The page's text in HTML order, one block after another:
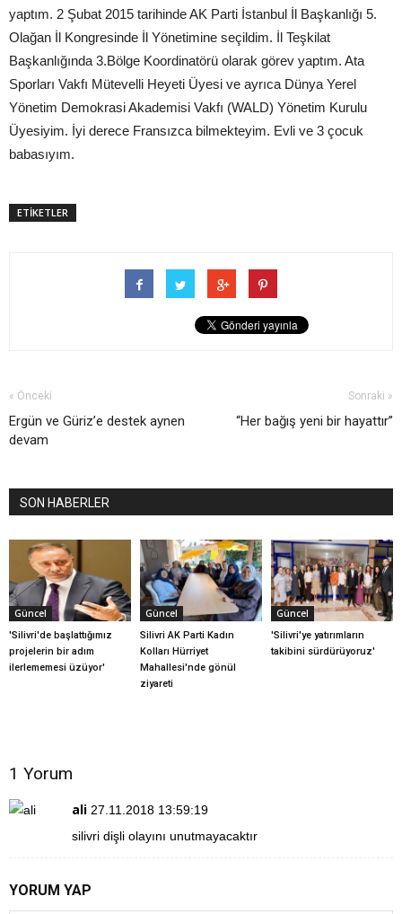
yaptım. 2 Şubat 2015 tarihinde AK Parti İstanbul İl Başkanlığı 5.
Olağan İl Kongresinde İl Yönetimine seçildim. İl Teşkilat
Başkanlığında 3.Bölge Koordinatörü olarak görev yaptım. Ata
Sporları Vakfı Mütevelli Heyeti Üyesi ve ayrıca Dünya Yerel
Yönetim Demokrasi Akademisi Vakfı (WALD) Yönetim Kurulu
Üyesiyim. İyi derece Fransızca bilmekteyim. Evli ve 3 çocuk
babasıyım.
ETİKETLER
« Önceki
Ergün ve Güriz’e destek aynen
devam
Sonraki »
“Her bağış yeni bir hayattır”
SON HABERLER
Güncel
'Silivri'de başlattığımız
projelerin bir adım
ilerlememesi üzüyor'
Güncel
Silivri AK Parti Kadın
Kolları Hürriyet
Mahallesi'nde gönül
ziyareti
Güncel
'Silivri'ye yatırımların
takibini sürdürüyoruz'
1 Yorum
ali 27.11.2018 13:59:19
silivri dişli olayını unutmayacaktır
YORUM YAP